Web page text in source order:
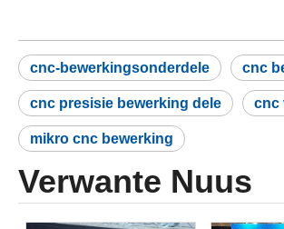
cnc-bewerkingsonderdele cnc
cnc presisie bewerking dele cnc
mikro cnc bewerking
Verwante Nuus